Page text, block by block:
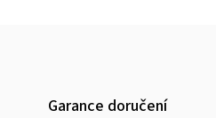
Garance doručení